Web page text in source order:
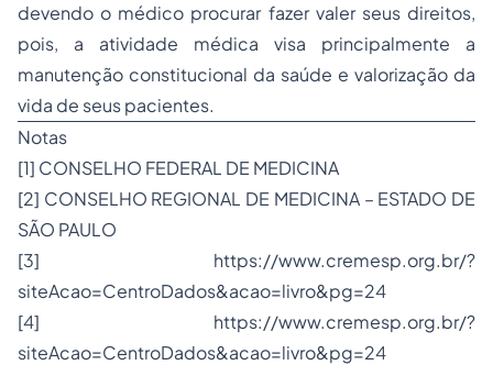
devendo o médico procurar fazer valer seus direitos,
pois, a atividade médica visa principalmente a
manutenção constitucional da saúde e valorização da
vida de seus pacientes.
Notas
[1] CONSELHO FEDERAL DE MEDICINA
[2] CONSELHO REGIONAL DE MEDICINA – ESTADO DE
SÃO PAULO
[3] https://www.cremesp.org.br/?
siteAcao=CentroDados&acao=livro&pg=24
[4] https://www.cremesp.org.br/?
siteAcao=CentroDados&acao=livro&pg=24